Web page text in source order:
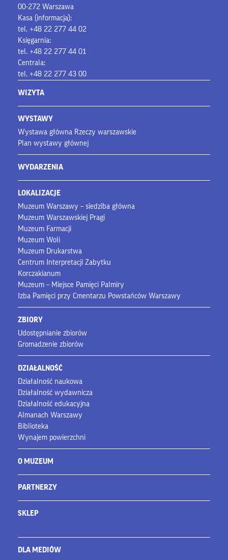
00-272 Warszawa
Kasa (informacja):
tel. +48 22 277 44 02
Księgarnia:
tel. +48 22 277 44 01
Centrala:
tel. +48 22 277 43 00
WIZYTA
WYSTAWY
Wystawa główna Rzeczy warszawskie
Plan wystawy głównej
WYDARZENIA
LOKALIZACJE
Muzeum Warszawy – siedziba główna
Muzeum Warszawskiej Pragi
Muzeum Farmacji
Muzeum Woli
Muzeum Drukarstwa
Centrum Interpretacji Zabytku
Korczakianum
Muzeum – Miejsce Pamięci Palmiry
Izba Pamięci przy Cmentarzu Powstańców Warszawy
ZBIORY
Udostępnianie zbiorów
Gromadzenie zbiorów
DZIAŁALNOŚĆ
Działalność naukowa
Działalność wydawnicza
Działalność edukacyjna
Almanach Warszawy
Biblioteka
Wynajem powierzchni
O MUZEUM
PARTNERZY
SKLEP
DLA MEDIÓW